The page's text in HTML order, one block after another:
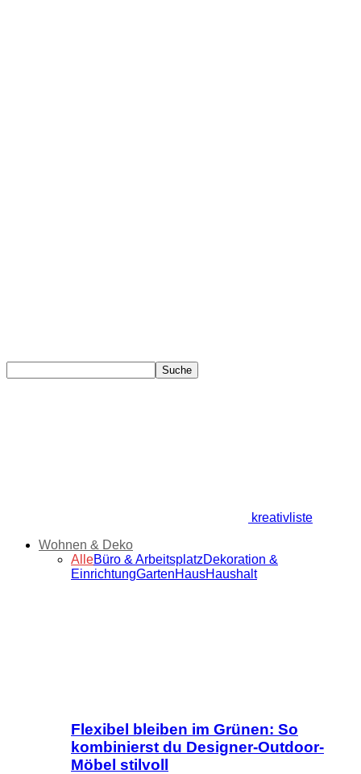
kreativliste
Wohnen & Deko
AlleBüro & ArbeitsplatzDekoration &
EinrichtungGartenHausHaushalt
Flexibel bleiben im Grünen: So
kombinierst du Designer-Outdoor-
Möbel stilvoll